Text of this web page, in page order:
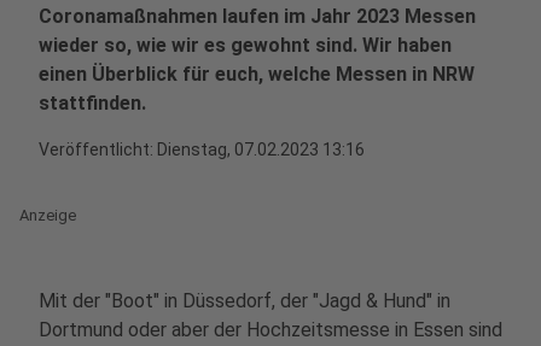
Coronamaßnahmen laufen im Jahr 2023 Messen
wieder so, wie wir es gewohnt sind. Wir haben
einen Überblick für euch, welche Messen in NRW
stattfinden.
Veröffentlicht: Dienstag, 07.02.2023 13:16
Anzeige
Mit der "Boot" in Düssedorf, der "Jagd & Hund" in
Dortmund oder aber der Hochzeitsmesse in Essen sind